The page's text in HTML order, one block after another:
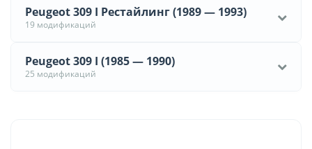
Peugeot 309 I Рестайлинг (1989 — 1993)
19 модификаций
Peugeot 309 I (1985 — 1990)
25 модификаций